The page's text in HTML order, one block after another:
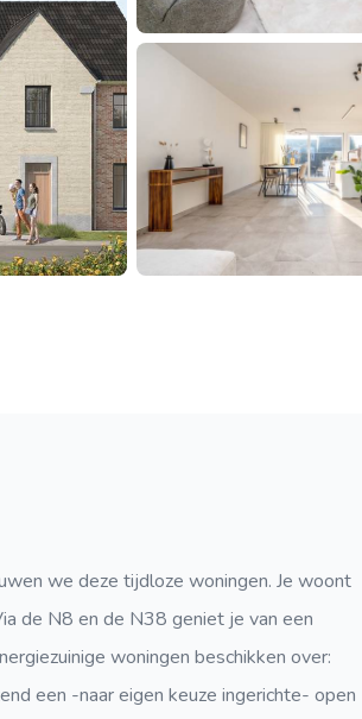
we deze tijdloze woningen. Je woont
de N8 en de N38 geniet je van een
woningen beschikken over:
een -naar eigen keuze ingerichte- open